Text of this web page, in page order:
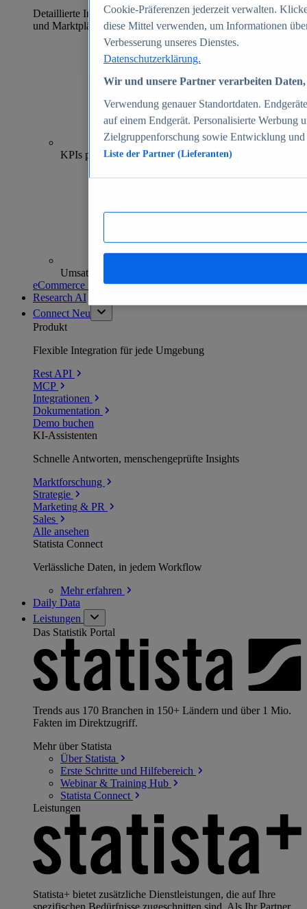
Detaillierte Informationen zu mehr als 39.000 Online-Shops
und Marktplätzen
70+
KPIs pro Shop
Umsatzanalysen und -prognosen
eCommerce Insights entdecken
Research AI
Connect Neu
Produkt
Flexible Integration für jede Umgebung
Rest API
MCP
Integrationen
Dokumentation
Demo buchen
KI-Assistenten
Schnelle Antworten, menschengeprüfte Insights
Marktforschung
Strategie
Marketing & PR
Sales
Alle ansehen
Statista Connect
Verlässliche Daten, in jedem Workflow
Mehrerfahren
Daily Data
Leistungen
Das Statistik Portal
Trends aus 170 Branchen in 150+ Ländern und über 1 Mio.
Fakten im Direktzugriff.
Mehr über Statista
Über Statista
Erste Schritte und Hilfebereich
Webinar & Training Hub
Statista Connect
Leistungen
Statista+ bietet zusätzliche Dienstleistungen, die auf Ihre
spezifischen Bedürfnisse zugeschnitten sind. Als Ihr Partner
Cookie-Präferenzen jederzeit verwalten.
diese Mittel verwenden, um Informationen
Verbesserung unseres Dienstes.
Datenschutzerklärung.
Wir und unsere Partner verarbeiten
Verwendung genauer Standortdaten.
auf einem Endgerät. Personalisierte Werbung
Zielgruppenforschung sowie Entwicklung
Liste der Partner (Lieferanten)